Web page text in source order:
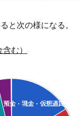
と次の様になる。
む）